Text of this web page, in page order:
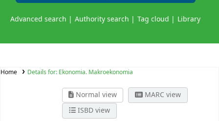
Advanced search Authority search Tag cloud Library
Home Details for: Ekonomia. Makroekonomia
Normal view
MARC view
ISBD view